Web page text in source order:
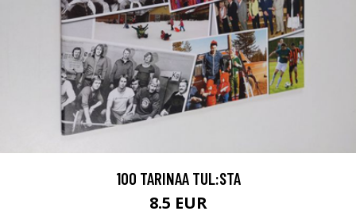
100 TARINAA TUL:STA
8.5 EUR